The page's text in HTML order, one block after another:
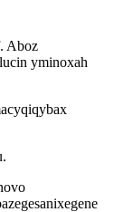
Aboz
yminoxah